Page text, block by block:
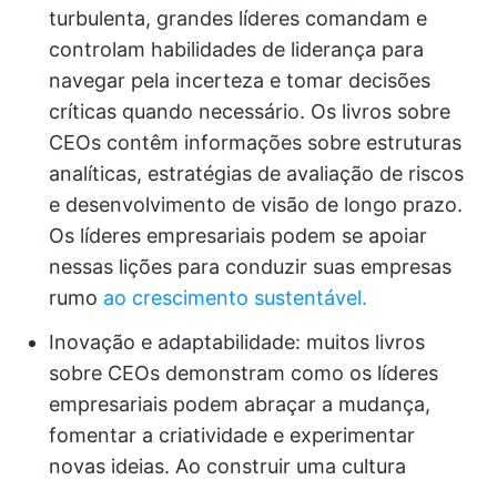
turbulenta, grandes líderes comandam e
controlam habilidades de liderança para
navegar pela incerteza e tomar decisões
críticas quando necessário. Os livros sobre
CEOs contêm informações sobre estruturas
analíticas, estratégias de avaliação de riscos
e desenvolvimento de visão de longo prazo.
Os líderes empresariais podem se apoiar
nessas lições para conduzir suas empresas
rumo ao crescimento sustentável.
Inovação e adaptabilidade: muitos livros
sobre CEOs demonstram como os líderes
empresariais podem abraçar a mudança,
fomentar a criatividade e experimentar
novas ideias. Ao construir uma cultura